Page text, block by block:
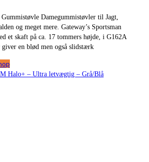
Damegummistøvler til Jagt,
og meget mere. Gateway’s Sportsman
et skaft på ca. 17 tommers højde, i G162A
en blød men også slidstærk